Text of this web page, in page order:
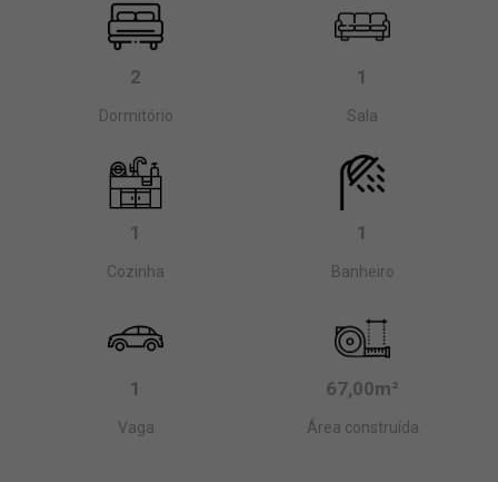
2
Dormitório
1
Sala
1
Cozinha
1
Banheiro
1
Vaga
67,00m²
Área construída